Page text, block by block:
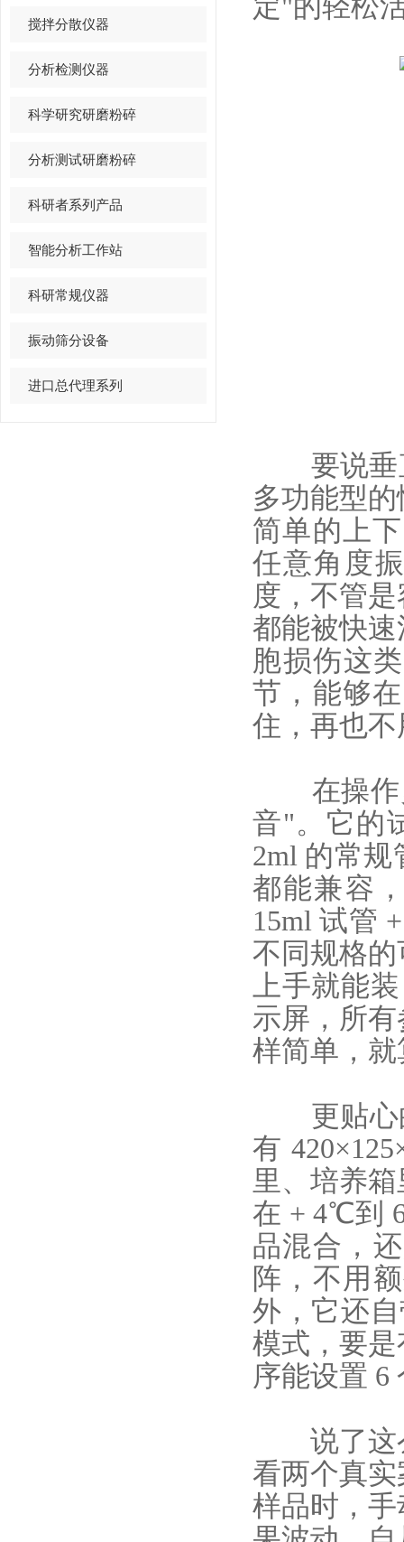
搅拌分散仪器
分析检测仪器
科学研究研磨粉碎
分析测试研磨粉碎
科研者系列产品
智能分析工作站
科研常规仪器
振动筛分设备
进口总代理系列
定"的轻松
要说
多功能型
简单的上
任意角度
度，不管
都能被快
胞损伤这
节，能够
住，再也
在操作灵
音"。它的
2ml 的常规
都能兼容
15ml 试管
不同规格
上手就能
示屏，所
样简单，
更贴心的
有
里、培养
在 + 4℃到
品混合，
阵，不用
外，它还
模式，要
序能设置 6
说了这么
看两个真
样品时，